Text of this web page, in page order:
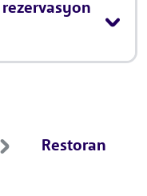
Restoran